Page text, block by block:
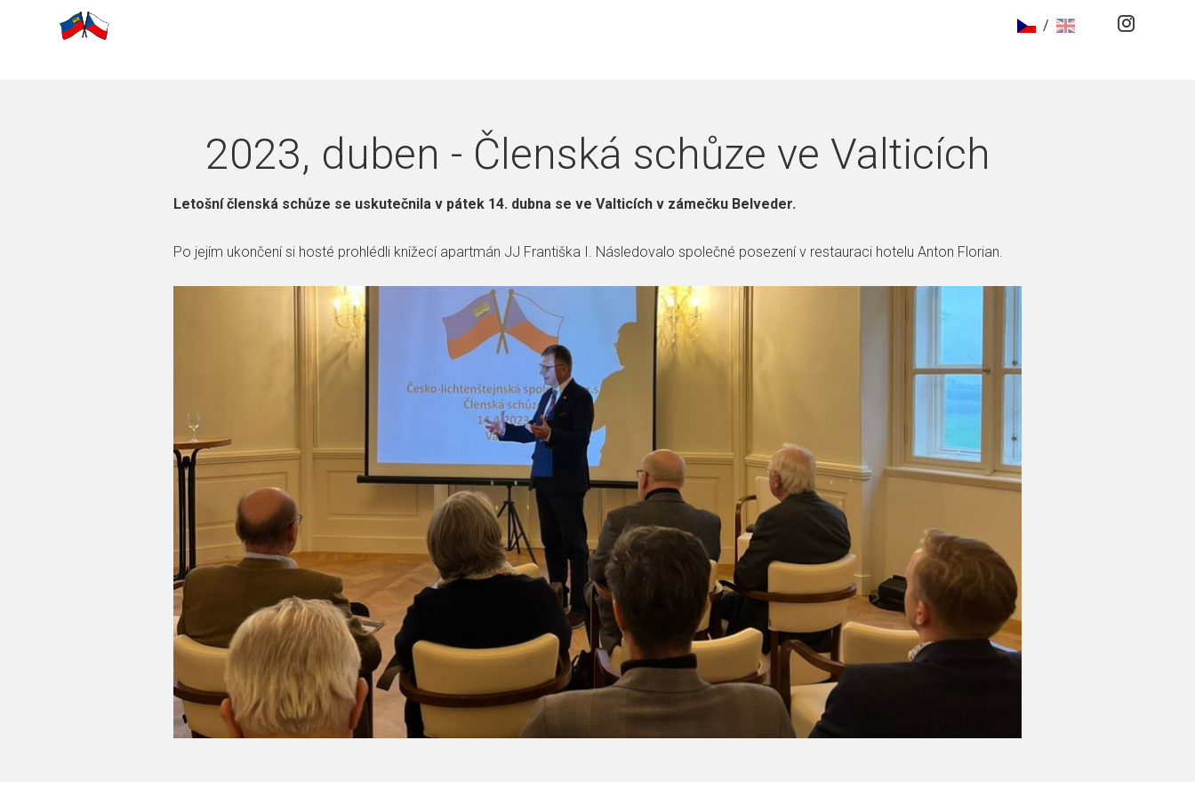
/
2023, duben - Členská schůze ve Valticích
Letošní členská schůze se uskutečnila v pátek 14. dubna se ve Valticích v zámečku Belveder.
Po jejím ukončení si hosté prohlédli knížecí apartmán JJ Františka I. Následovalo společné posezení v restauraci hotelu Anton Florian.